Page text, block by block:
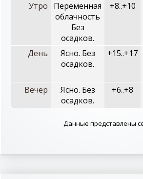
Утро
Переменная
облачность
Без
осадков.
+8..+10
День
Ясно. Без
осадков.
+15..+17
Вечер
Ясно. Без
осадков.
+6..+8
Данные представлены